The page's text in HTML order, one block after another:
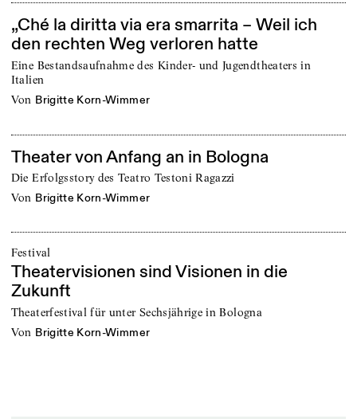
„Ché la diritta via era smarrita – Weil ich
den rechten Weg verloren hatte
Eine Bestandsaufnahme des Kinder- und Jugendtheaters in
Italien
von Brigitte Korn-Wimmer
Theater von Anfang an in Bologna
Die Erfolgsstory des Teatro Testoni Ragazzi
von Brigitte Korn-Wimmer
Festival
Theatervisionen sind Visionen in die
Zukunft
Theaterfestival für unter Sechsjährige in Bologna
von Brigitte Korn-Wimmer